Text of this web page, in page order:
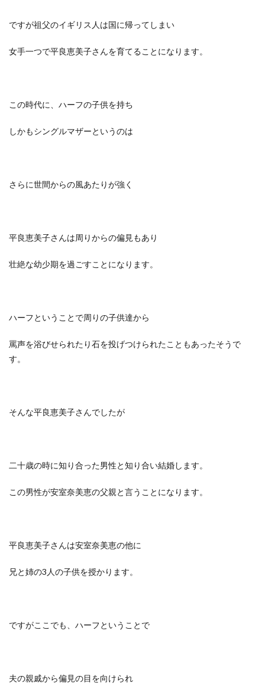
ですが祖父のイギリス人は国に帰ってしまい
女手一つで平良恵美子さんを育てることになります。
この時代に、ハーフの子供を持ち
しかもシングルマザーというのは
さらに世間からの風あたりが強く
平良恵美子さんは周りからの偏見もあり
壮絶な幼少期を過ごすことになります。
ハーフということで周りの子供達から
罵声を浴びせられたり石を投げつけられたこともあったそうで
す。
そんな平良恵美子さんでしたが
二十歳の時に知り合った男性と知り合い結婚します。
この男性が安室奈美恵の父親と言うことになります。
平良恵美子さんは安室奈美恵の他に
兄と姉の3人の子供を授かります。
ですがここでも、ハーフということで
夫の親戚から偏見の目を向けられ